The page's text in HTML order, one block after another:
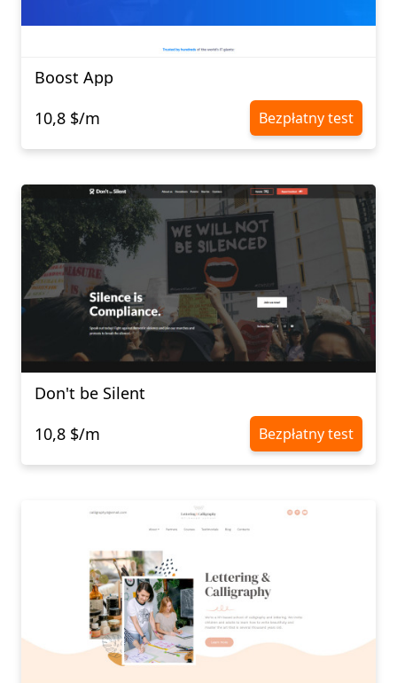
Boost App
10,8 $/m
Bezpłatny test
Don't be Silent
10,8 $/m
Bezpłatny test